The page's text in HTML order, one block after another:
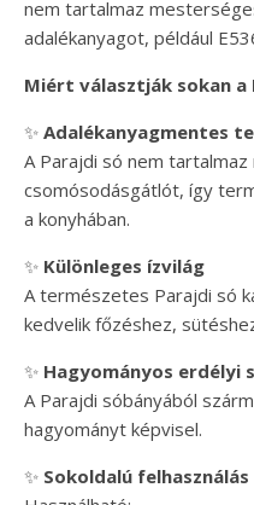
nem tartalmaz
adalékanyagot, például
Miért választják sokan a
✨ Adalékanyagmentes
A Parajdi só nem
csomósodásgátlót, így
a konyhában.
✨ Különleges ízvilág
A természetes Parajdi só
kedvelik főzéshez,
✨ Hagyományos erdélyi
A Parajdi sóbányából
hagyományt képvisel.
✨ Sokoldalú felhasználás